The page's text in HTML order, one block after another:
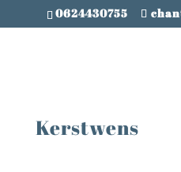
0624430755
Kerstwens